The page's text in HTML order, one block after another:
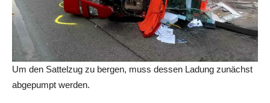
Um den Sattelzug zu bergen, muss dessen Ladung zunächst
abgepumpt werden.